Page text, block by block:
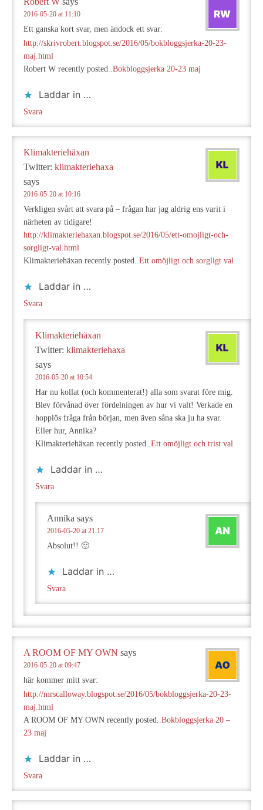
2016-05-20 at 11:10
Ett ganska kort svar, men ändock ett svar:
http://skrivrobert.blogspot.se/2016/05/bokbloggsjerka-20-23-
maj.html
Robert W recently posted..Bokbloggsjerka 20-23 maj
Laddar in …
Svara
Klimakteriehäxan
Twitter: klimakteriehaxa
says
2016-05-20 at 10:16
Verkligen svårt att svara på – frågan har jag aldrig ens varit i
närheten av tidigare!
http://klimakteriehaxan.blogspot.se/2016/05/ett-omojligt-och-
sorgligt-val.html
Klimakteriehäxan recently posted..Ett omöjligt och sorgligt val
Laddar in …
Svara
Klimakteriehäxan
Twitter: klimakteriehaxa
says
2016-05-20 at 10:54
Har nu kollat (och kommenterat!) alla som svarat före mig.
Blev förvånad över fördelningen av hur vi valt! Verkade en
hopplös fråga från början, men även såna ska ju ha svar.
Eller hur, Annika?
Klimakteriehäxan recently posted..Ett omöjligt och trist val
Laddar in …
Svara
Annika says
2016-05-20 at 21:17
Absolut!! 🙂
Laddar in …
Svara
A ROOM OF MY OWN says
2016-05-20 at 09:47
här kommer mitt svar:
http://mrscalloway.blogspot.se/2016/05/bokbloggsjerka-20-23-
maj.html
A ROOM OF MY OWN recently posted..Bokbloggsjerka 20 –
23 maj
Laddar in …
Svara